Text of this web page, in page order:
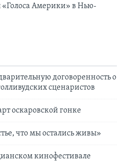
«Голоса Америки» в Нью-
договоренность о
сценаристов
оскаровской гонке
что мы остались живы»
кинофестивале